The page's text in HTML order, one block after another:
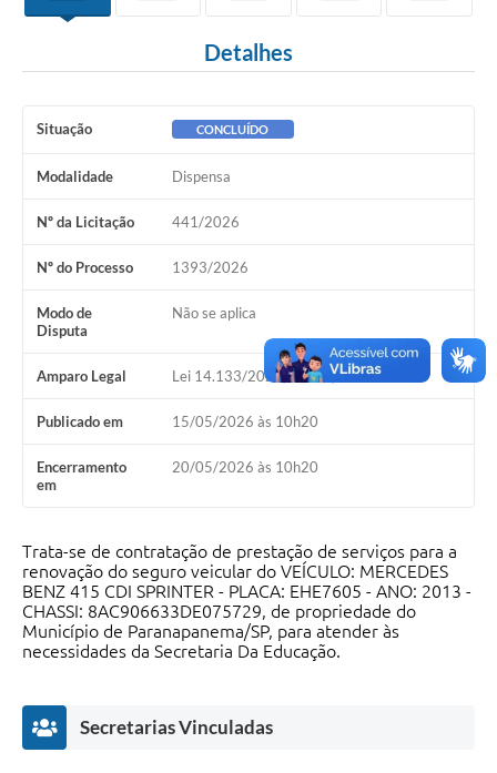
Transparência
Diário Oficial
Editais
A Nossa Cidade
Detalhes
Situação CONCLUÍDO
Modalidade Dispensa
Nº da Licitação 441/2026
Nº do Processo 1393/2026
Modo de
Disputa
Não se aplica
Amparo Legal Lei 14.133/2021, Art 75, II
Publicado em 15/05/2026 às 10h20
Encerramento
em
20/05/2026 às 10h20
Trata-se de contratação de prestação de serviços para a
renovação do seguro veicular do VEÍCULO: MERCEDES
BENZ 415 CDI SPRINTER - PLACA: EHE7605 - ANO: 2013 -
CHASSI: 8AC906633DE075729, de propriedade do
Município de Paranapanema/SP, para atender às
necessidades da Secretaria Da Educação.
Secretarias Vinculadas